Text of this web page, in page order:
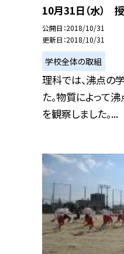
10月31日（水）
公開日 2018/10/31
更新日 2018/10/31
学校全体の取組
理科では、沸点の
た。物質によって
を観察しました。...